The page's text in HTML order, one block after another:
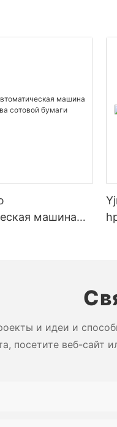
машина
и идеи и
посетите веб-сайт